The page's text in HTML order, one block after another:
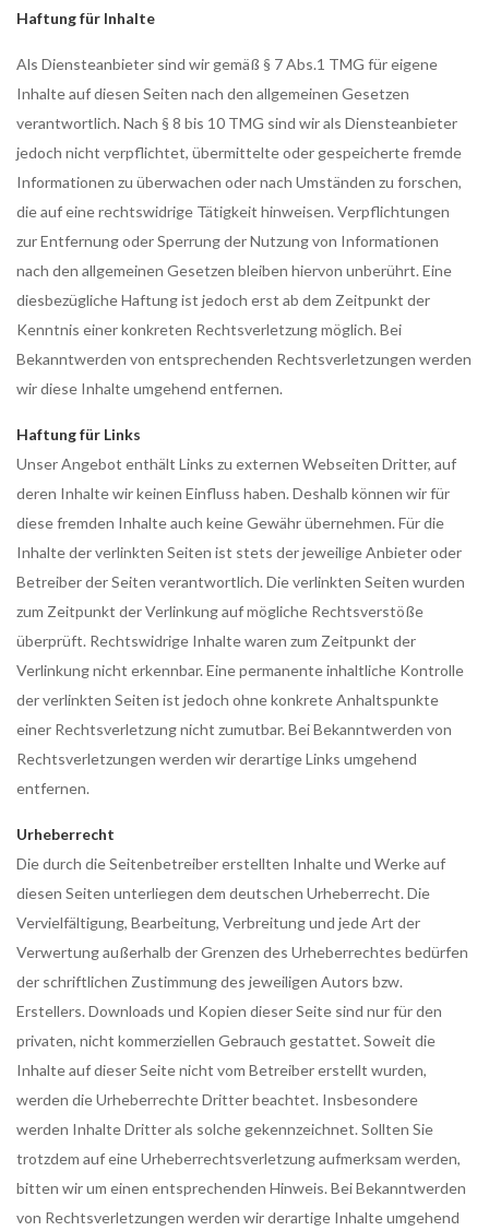
Haftung für Inhalte
Als Diensteanbieter sind wir gemäß § 7 Abs.1 TMG für eigene
Inhalte auf diesen Seiten nach den allgemeinen Gesetzen
verantwortlich. Nach § 8 bis 10 TMG sind wir als Diensteanbieter
jedoch nicht verpflichtet, übermittelte oder gespeicherte fremde
Informationen zu überwachen oder nach Umständen zu forschen,
die auf eine rechtswidrige Tätigkeit hinweisen. Verpflichtungen
zur Entfernung oder Sperrung der Nutzung von Informationen
nach den allgemeinen Gesetzen bleiben hiervon unberührt. Eine
diesbezügliche Haftung ist jedoch erst ab dem Zeitpunkt der
Kenntnis einer konkreten Rechtsverletzung möglich. Bei
Bekanntwerden von entsprechenden Rechtsverletzungen werden
wir diese Inhalte umgehend entfernen.
Haftung für Links
Unser Angebot enthält Links zu externen Webseiten Dritter, auf
deren Inhalte wir keinen Einfluss haben. Deshalb können wir für
diese fremden Inhalte auch keine Gewähr übernehmen. Für die
Inhalte der verlinkten Seiten ist stets der jeweilige Anbieter oder
Betreiber der Seiten verantwortlich. Die verlinkten Seiten wurden
zum Zeitpunkt der Verlinkung auf mögliche Rechtsverstöße
überprüft. Rechtswidrige Inhalte waren zum Zeitpunkt der
Verlinkung nicht erkennbar. Eine permanente inhaltliche Kontrolle
der verlinkten Seiten ist jedoch ohne konkrete Anhaltspunkte
einer Rechtsverletzung nicht zumutbar. Bei Bekanntwerden von
Rechtsverletzungen werden wir derartige Links umgehend
entfernen.
Urheberrecht
Die durch die Seitenbetreiber erstellten Inhalte und Werke auf
diesen Seiten unterliegen dem deutschen Urheberrecht. Die
Vervielfältigung, Bearbeitung, Verbreitung und jede Art der
Verwertung außerhalb der Grenzen des Urheberrechtes bedürfen
der schriftlichen Zustimmung des jeweiligen Autors bzw.
Erstellers. Downloads und Kopien dieser Seite sind nur für den
privaten, nicht kommerziellen Gebrauch gestattet. Soweit die
Inhalte auf dieser Seite nicht vom Betreiber erstellt wurden,
werden die Urheberrechte Dritter beachtet. Insbesondere
werden Inhalte Dritter als solche gekennzeichnet. Sollten Sie
trotzdem auf eine Urheberrechtsverletzung aufmerksam werden,
bitten wir um einen entsprechenden Hinweis. Bei Bekanntwerden
von Rechtsverletzungen werden wir derartige Inhalte umgehend